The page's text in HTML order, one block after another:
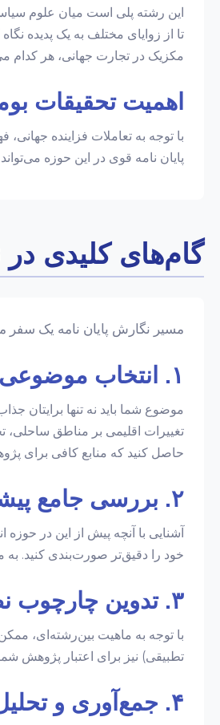
این رشته پلی است میان علوم
تا از زوایای مختلف به یک پدیده
مکزیک در تجارت جهانی، هر کدام
اهمیت تحقیقات
با توجه به تعاملات فزاینده
پایان نامه قوی در این حوزه
گام‌های کلیدی
مسیر نگارش پایان نامه یک سفر
۱. انتخاب موضوعی بدیع و پژوهش‌محور
موضوع شما باید نه تنها برایتان
تغییرات اقلیمی بر مناطق
حاصل کنید که منابع کافی برای
۲. بررسی جامع پیشینه تحقیق (Literature Review)
آشنایی با آنچه پیش از این در
خود را دقیق‌تر صورت‌بندی کنید. به
۳. تدوین چارچوب نظری و روش‌شناسی مستحکم
با توجه به ماهیت بین‌رشته‌ای،
تطبیقی) نیز برای اعتبار پژوهش
۴. جمع‌آوری و تحلیل داده‌ها: از اسناد تاریخی تا تحلیل فرهنگی